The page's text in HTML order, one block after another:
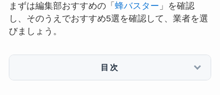
まずは編集部おすすめの「 蜂バスター 」を確認
し、そのうえでおすすめ5選を確認して、業者を選
びましょう。
目次